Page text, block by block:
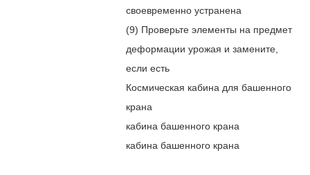
своевременно устранена
(9) Проверьте элементы на предмет
деформации урожая и замените,
если есть
Космическая кабина для башенного
крана
кабина башенного крана
кабина башенного крана